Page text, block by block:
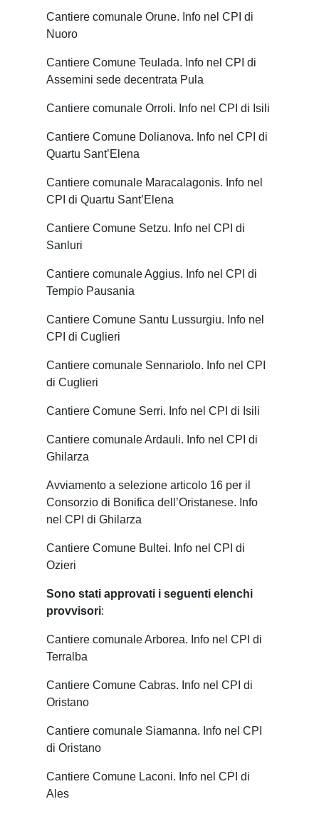
Cantiere comunale Orune. Info nel CPI di
Nuoro
Cantiere Comune Teulada. Info nel CPI di
Assemini sede decentrata Pula
Cantiere comunale Orroli. Info nel CPI di Isili
Cantiere Comune Dolianova. Info nel CPI di
Quartu Sant’Elena
Cantiere comunale Maracalagonis. Info nel
CPI di Quartu Sant’Elena
Cantiere Comune Setzu. Info nel CPI di
Sanluri
Cantiere comunale Aggius. Info nel CPI di
Tempio Pausania
Cantiere Comune Santu Lussurgiu. Info nel
CPI di Cuglieri
Cantiere comunale Sennariolo. Info nel CPI
di Cuglieri
Cantiere Comune Serri. Info nel CPI di Isili
Cantiere comunale Ardauli. Info nel CPI di
Ghilarza
Avviamento a selezione articolo 16 per il
Consorzio di Bonifica dell’Oristanese. Info
nel CPI di Ghilarza
Cantiere Comune Bultei. Info nel CPI di
Ozieri
Sono stati approvati i seguenti elenchi
provvisori:
Cantiere comunale Arborea. Info nel CPI di
Terralba
Cantiere Comune Cabras. Info nel CPI di
Oristano
Cantiere comunale Siamanna. Info nel CPI
di Oristano
Cantiere Comune Laconi. Info nel CPI di
Ales